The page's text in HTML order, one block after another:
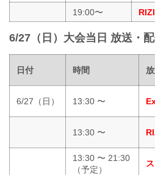
19:00〜
6/27（日）大会当日 放送・
日付 時間
6/27（日） 13:30 〜
13:30 〜
13:30 〜 21:30
（予定）